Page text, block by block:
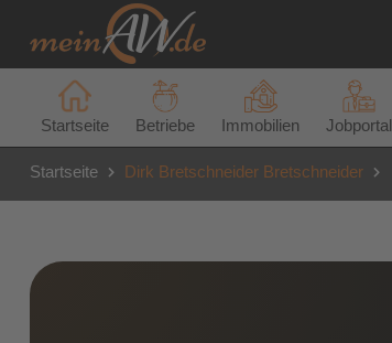
Startseite Betriebe Immobilien Jobportal
Startseite Dirk Bretschneider Bretschneider